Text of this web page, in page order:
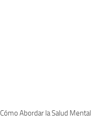
Cómo Abordar la Salud Mental